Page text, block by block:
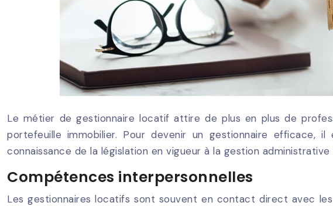
Le métier de gestionnaire locatif attire de plus en plus de
portefeuille immobilier. Pour devenir un gestionnaire
connaissance de la législation en vigueur à la gestion
Compétences interpersonnelles
Les gestionnaires locatifs sont souvent en contact direct avec